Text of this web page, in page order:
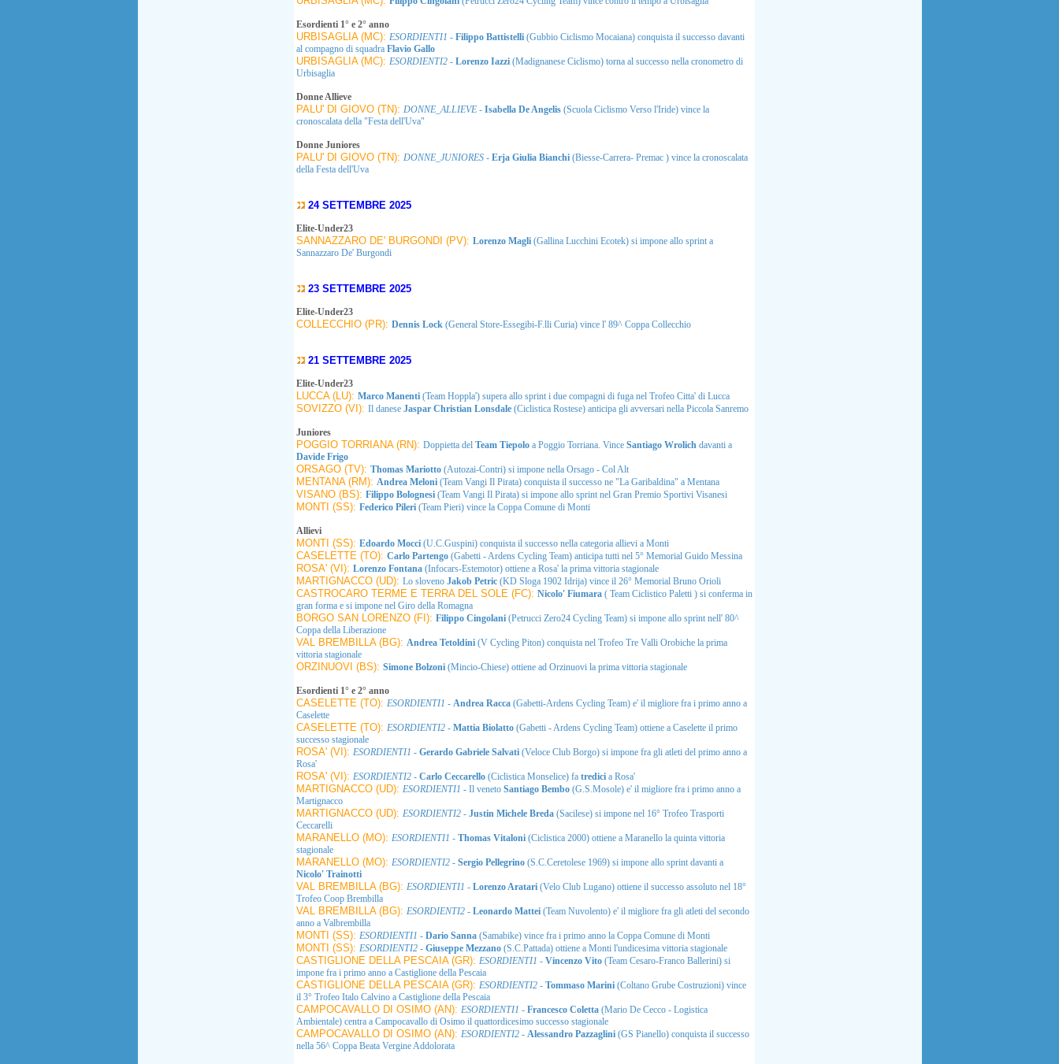
Esordienti 1° e 2° anno
URBISAGLIA (MC): ESORDIENTI1 - Filippo Battistelli (Gubbio Ciclismo Mocaiana) conquista il successo davanti
al compagno di squadra Flavio Gallo
URBISAGLIA (MC): ESORDIENTI2- Lorenzo Iazzi (Madignanese Ciclismo) torna al successo nella cronometro di
Urbisaglia
Donne Allieve
PALU' DI GIOVO (TN): DONNE_ALLIEVE- Isabella De Angelis (Scuola Ciclismo Verso l'Iride) vince la
cronoscalata della "Festa dell'Uva"
Donne Juniores
PALU' DI GIOVO (TN): DONNE_JUNIORES- Erja Giulia Bianchi (Biesse-Carrera- Premac ) vince la cronoscalata
della Festa dell'Uva
24 SETTEMBRE 2025
Elite-Under23
SANNAZZARO DE' BURGONDI (PV): Lorenzo Magli (Gallina Lucchini Ecotek) si impone allo sprint a
Sannazzaro De' Burgondi
23 SETTEMBRE 2025
Elite-Under23
COLLECCHIO (PR): Dennis Lock (General Store-Essegibi-F.lli Curia) vince l' 89^ Coppa Collecchio
21 SETTEMBRE 2025
Elite-Under23
LUCCA (LU): Marco Manenti(Team Hoppla') supera allo sprint i due compagni di fuga nel Trofeo Citta' di Lucca
SOVIZZO (VI): Il danese Jaspar Christian Lonsdale (Ciclistica Rostese) anticipa gli avversari nella Piccola Sanremo
Juniores
POGGIO TORRIANA (RN): Doppietta del Team Tiepolo a Poggio Torriana. Vince Santiago Wrolich davanti a
Davide Frigo
ORSAGO (TV): Thomas Mariotto (Autozai-Contri) si impone nella Orsago - Col Alt
MENTANA (RM): Andrea Meloni (Team Vangi Il Pirata) conquista il successo ne "La Garibaldina" a Mentana
VISANO (BS): Filippo Bolognesi (Team Vangi Il Pirata) si impone allo sprint nel Gran Premio Sportivi Visanesi
MONTI (SS): Federico Pileri (Team Pieri) vince la Coppa Comune di Monti
Allievi
MONTI (SS): Edoardo Mocci (U.C.Guspini) conquista il successo nella categoria allievi a Monti
CASELETTE (TO): Carlo Partengo (Gabetti - Ardens Cycling Team) anticipa tutti nel 5° Memorial Guido Messina
ROSA' (VI): Lorenzo Fontana (Infocars-Estemotor) ottiene a Rosa' la prima vittoria stagionale
MARTIGNACCO (UD): Lo sloveno Jakob Petric (KD Sloga 1902 Idrija) vince il 26° Memorial Bruno Orioli
CASTROCARO TERME E TERRA DEL SOLE (FC): Nicolo' Fiumara ( Team Ciclistico Paletti ) si conferma in
gran forma e si impone nel Giro della Romagna
BORGO SAN LORENZO (FI): Filippo Cingolani (Petrucci Zero24 Cycling Team) si impone allo sprint nell' 80^
Coppa della Liberazione
VAL BREMBILLA (BG): Andrea Tetoldini (V Cycling Piton) conquista nel Trofeo Tre Valli Orobiche la prima
vittoria stagionale
ORZINUOVI (BS): Simone Bolzoni (Mincio-Chiese) ottiene ad Orzinuovi la prima vittoria stagionale
Esordienti 1° e 2° anno
CASELETTE (TO): ESORDIENTI1 - Andrea Racca (Gabetti-Ardens Cycling Team) e' il migliore fra i primo anno a
Caselette
CASELETTE (TO): ESORDIENTI2- Mattia Biolatto (Gabetti - Ardens Cycling Team) ottiene a Caselette il primo
successo stagionale
ROSA' (VI): ESORDIENTI1 - Gerardo Gabriele Salvati (Veloce Club Borgo) si impone fra gli atleti del primo anno a
Rosa'
ROSA' (VI): ESORDIENTI2- Carlo Ceccarello (Ciclistica Monselice) fa tredici a Rosa'
MARTIGNACCO (UD): ESORDIENTI1 - Il veneto Santiago Bembo (G.S.Mosole) e' il migliore fra i primo anno a
Martignacco
MARTIGNACCO (UD): ESORDIENTI2- Justin Michele Breda (Sacilese) si impone nel 16° Trofeo Trasporti
Ceccarelli
MARANELLO (MO): ESORDIENTI1 - Thomas Vitaloni (Ciclistica 2000) ottiene a Maranello la quinta vittoria
stagionale
MARANELLO (MO): ESORDIENTI2- Sergio Pellegrino (S.C.Ceretolese 1969) si impone allo sprint davanti a
Nicolo' Trainotti
VAL BREMBILLA (BG): ESORDIENTI1 - Lorenzo Aratari (Velo Club Lugano) ottiene il successo assoluto nel 18°
Trofeo Coop Brembilla
VAL BREMBILLA (BG): ESORDIENTI2- Leonardo Mattei (Team Nuvolento) e' il migliore fra gli atleti del secondo
anno a Valbrembilla
MONTI (SS): ESORDIENTI1 - Dario Sanna (Samabike) vince fra i primo anno la Coppa Comune di Monti
MONTI (SS): ESORDIENTI2- Giuseppe Mezzano (S.C.Pattada) ottiene a Monti l'undicesima vittoria stagionale
CASTIGLIONE DELLA PESCAIA (GR): ESORDIENTI1 - Vincenzo Vito (Team Cesaro-Franco Ballerini) si
impone fra i primo anno a Castiglione della Pescaia
CASTIGLIONE DELLA PESCAIA (GR): ESORDIENTI2- Tommaso Marini (Coltano Grube Costruzioni) vince
il 3° Trofeo Italo Calvino a Castiglione della Pescaia
CAMPOCAVALLO DI OSIMO (AN): ESORDIENTI1 - Francesco Coletta (Mario De Cecco - Logistica
Ambientale) centra a Campocavallo di Osimo il quattordicesimo successo stagionale
CAMPOCAVALLO DI OSIMO (AN): ESORDIENTI2- Alessandro Pazzaglini (GS Pianello) conquista il successo
nella 56^ Coppa Beata Vergine Addolorata